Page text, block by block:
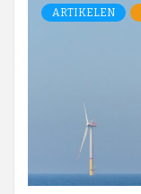
ARTIKELEN